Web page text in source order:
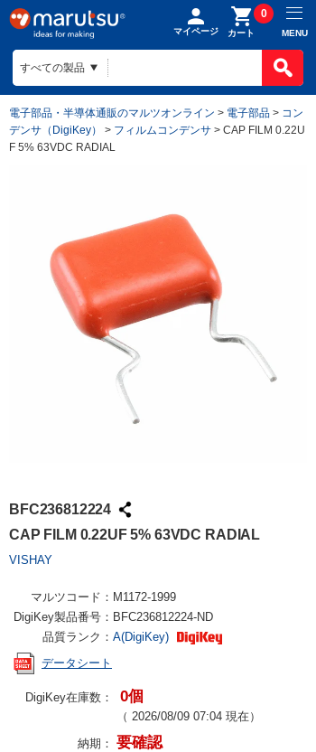
マイページ カート
0
MENU
電子部品・半導体通販のマルツオンライン > 電子部品 > コン
デンサ（DigiKey）
> フィルムコンデンサ > CAP FILM 0.22U
F 5% 63VDC RADIAL
BFC236812224
CAP FILM 0.22UF 5% 63VDC RADIAL
VISHAY
マルツコード： M1172-1999
DigiKey製品番号： BFC236812224-ND
品質ランク： A(DigiKey)
データシート
DigiKey在庫数： 0個
（ 2026/08/09 07:04 現在）
納期： 要確認